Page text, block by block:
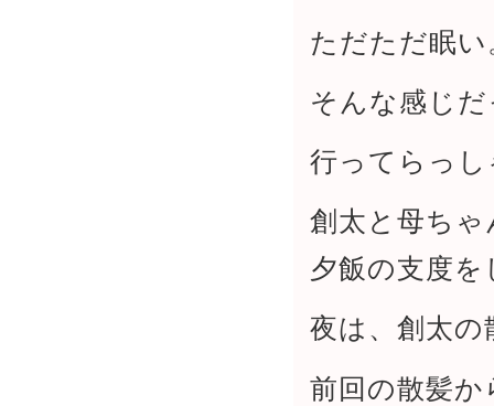
ただただ眠い
そんな感じ
行ってらっ
創太と母ち
夕飯の支度
夜は、創太
前回の散髪